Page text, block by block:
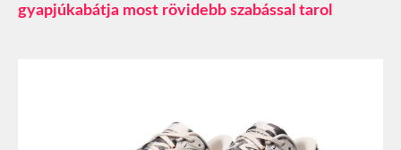
gyapjúkabátja most rövidebb szabással tarol